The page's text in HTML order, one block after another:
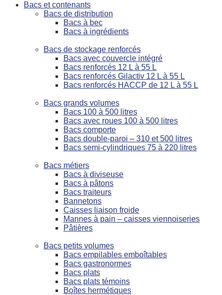
Bacs et contenants
Bacs de distribution
Bacs à bec
Bacs à ingrédients
Bacs de stockage renforcés
Bacs avec couvercle intégré
Bacs renforcés 12 L à 55 L
Bacs renforcés Gilactiv 12 L à 55 L
Bacs renforcés HACCP de 12 L à 55 L
Bacs grands volumes
Bacs 100 à 500 litres
Bacs avec roues 100 à 500 litres
Bacs comporte
Bacs double-paroi – 310 et 500 litres
Bacs semi-cylindriques 75 à 220 litres
Bacs métiers
Bacs à diviseuse
Bacs à pâtons
Bacs traiteurs
Bannetons
Caisses liaison froide
Mannes à pain – caisses viennoiseries
Pâtières
Bacs petits volumes
Bacs empilables emboîtables
Bacs gastronormes
Bacs plats
Bacs plats témoins
Boîtes hermétiques